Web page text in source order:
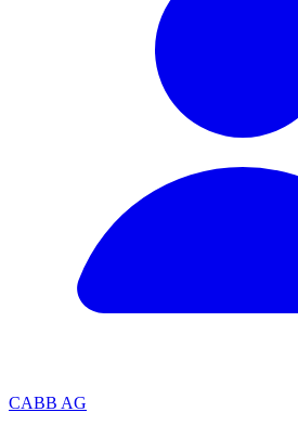
CABB AG